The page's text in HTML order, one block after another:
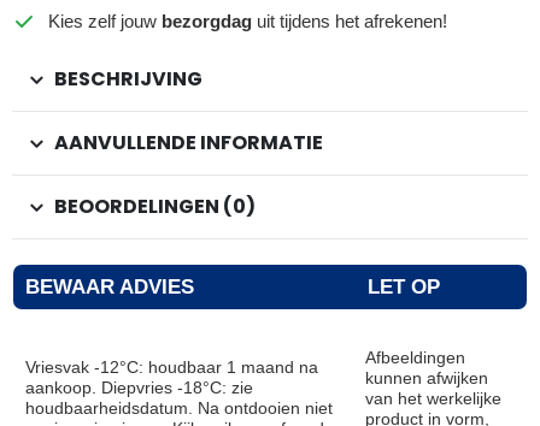
Kies zelf jouw bezorgdag uit tijdens het afrekenen!
BESCHRIJVING
AANVULLENDE INFORMATIE
BEOORDELINGEN (0)
BEWAAR ADVIES LET OP
Vriesvak -12°C: houdbaar 1 maand na
aankoop. Diepvries -18°C: zie
houdbaarheidsdatum. Na ontdooien niet
Afbeeldingen
kunnen afwijken
van het werkelijke
product in vorm,